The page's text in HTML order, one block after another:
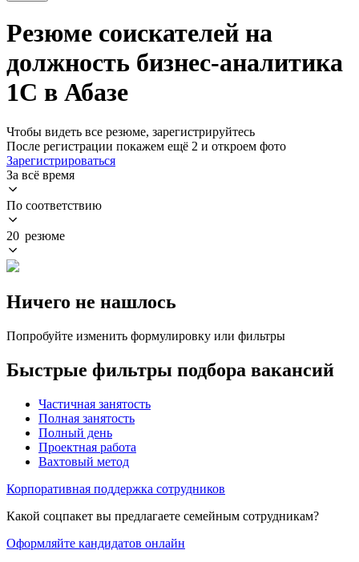
Резюме соискателей на
должность бизнес-аналитика
1С в Абазе
Чтобы видеть все резюме, зарегистрируйтесь
После регистрации покажем ещё 2 и откроем фото
Зарегистрироваться
За всё время
По соответствию
20 резюме
Ничего не нашлось
Попробуйте изменить формулировку или фильтры
Быстрые фильтры подбора вакансий
Частичная занятость
Полная занятость
Полный день
Проектная работа
Вахтовый метод
Корпоративная поддержка сотрудников
Какой соцпакет вы предлагаете семейным сотрудникам?
Оформляйте кандидатов онлайн